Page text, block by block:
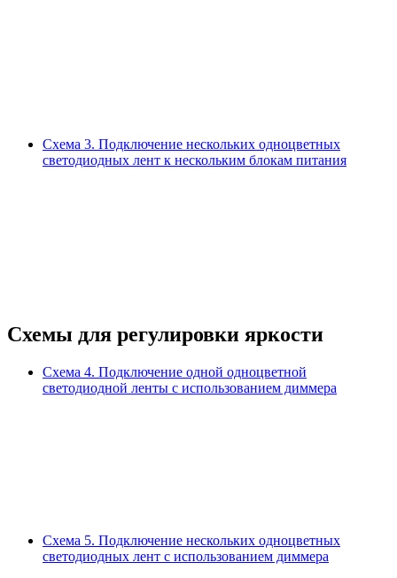
Схема 3. Подключение нескольких одноцветных
светодиодных лент к нескольким блокам питания
Схемы для регулировки яркости
Схема 4. Подключение одной одноцветной
светодиодной ленты с использованием диммера
Схема 5. Подключение нескольких одноцветных
светодиодных лент с использованием диммера